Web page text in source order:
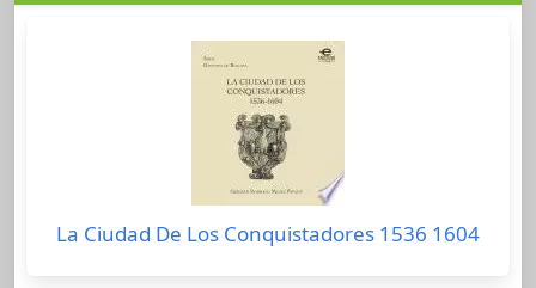
La Ciudad De Los Conquistadores 1536 1604